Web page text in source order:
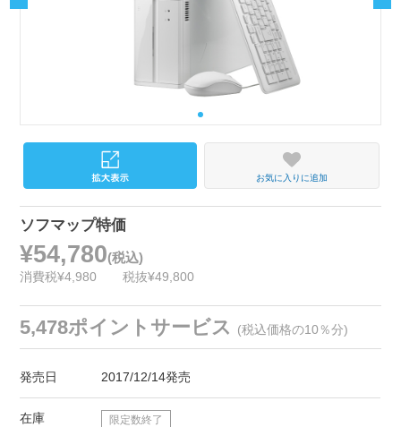
お気に入りに追加
ソフマップ特価
¥54,780(税込)
消費税¥4,980 税抜¥49,800
5,478ポイントサービス (税込価格の10％分)
発売日 2017/12/14発売
在庫 限定数終了